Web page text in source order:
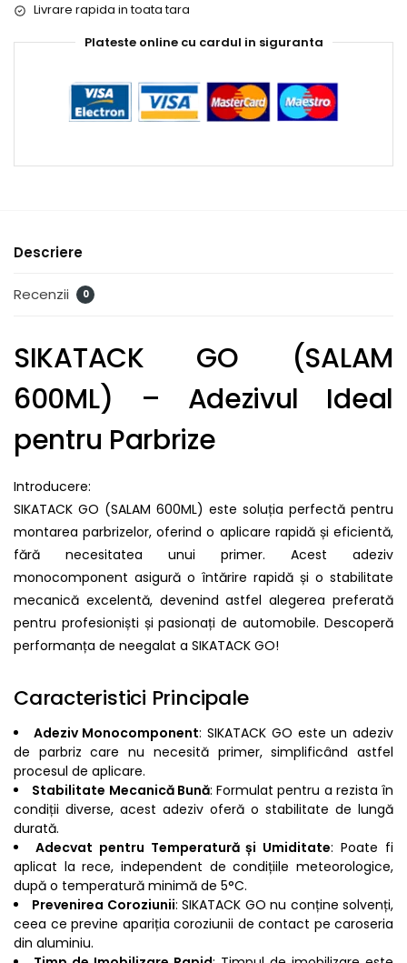
Livrare rapida in toata tara
Plateste online cu cardul in siguranta
Descriere
Recenzii 0
SIKATACK GO (SALAM
600ML) – Adezivul Ideal
pentru Parbrize
Introducere:
SIKATACK GO (SALAM 600ML) este soluția perfectă pentru
montarea parbrizelor, oferind o aplicare rapidă și eficientă,
fără necesitatea unui primer. Acest adeziv
monocomponent asigură o întărire rapidă și o stabilitate
mecanică excelentă, devenind astfel alegerea preferată
pentru profesioniști și pasionați de automobile. Descoperă
performanța de neegalat a SIKATACK GO!
Caracteristici Principale
Adeziv Monocomponent: SIKATACK GO este un adeziv
de parbriz care nu necesită primer, simplificând astfel
procesul de aplicare.
Stabilitate Mecanică Bună: Formulat pentru a rezista în
condiții diverse, acest adeziv oferă o stabilitate de lungă
durată.
Adecvat pentru Temperatură și Umiditate: Poate fi
aplicat la rece, independent de condițiile meteorologice,
după o temperatură minimă de 5°C.
Prevenirea Coroziunii: SIKATACK GO nu conține solvenți,
ceea ce previne apariția coroziunii de contact pe caroseria
din aluminiu.